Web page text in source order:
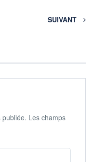
SUIVANT
Les champs